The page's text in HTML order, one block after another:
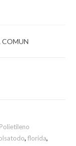
COMUN
Polietileno
,florida,